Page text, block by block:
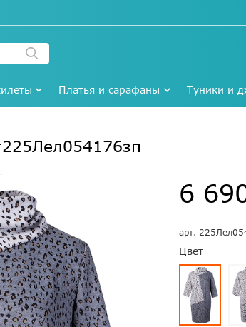
Платья и сарафаны Туники и
арт.
Цвет
6